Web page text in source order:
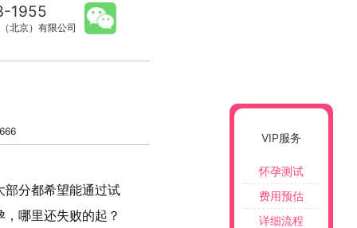
1955
北京）有限公司
分都希望能通过试
哪里还失败的起？
VIP服务
怀孕测试
费用预估
详细流程